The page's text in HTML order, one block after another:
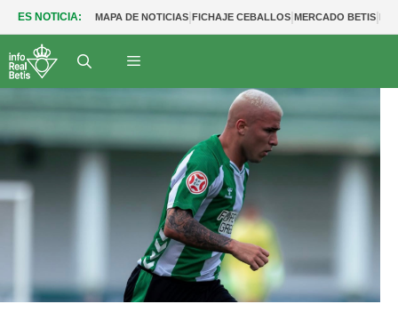
ES NOTICIA: MAPA DE NOTICIAS|FICHAJE CEBALLOS|MERCADO BETIS|